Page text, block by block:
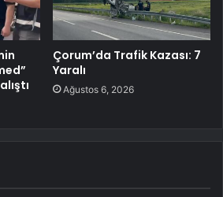
Çorum’da Trafik Kazası: 7
Yaralı
Ağustos 6, 2026